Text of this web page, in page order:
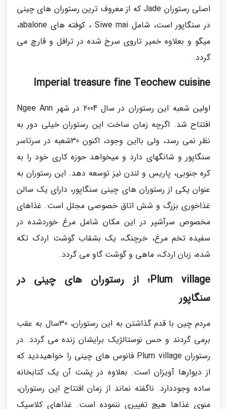
اصلی رستوران Jade که از معروف ترین رستوران های چینی
در سنگاپور است، شامل Siwe mai ، کوفته های abalone،
میگو و بعلاوه خمیر تاروی سرخ شده در ترافل و قارچ می
گردد.
Imperial treasure fine Teochew cuisine
اولین شعبه این رستوران در سال 2004 در شهر Ngee Ann
افتتاح شد. اگرچه زمان ساخت این رستوران خیلی دور به
نظر نمی رسد، ولی بااین وجود، اکنون 30شعبه در سرتاسر
سنگاپور و شانگهای دارد و میخواهد حوزه کاری خود را به
کره جنوبی، پاریس و لندن نیز توسعه دهد. این رستوران به
عنوان یکی از رستوران های چینی سنگاپور، دارای یک سالن
غذاخوری بزرگ و شش اتاق خصوصی مجلل است. غذاهای
مخصوص سرآشپر در این مکان شامل مرغ خوردشده در
سفیده تخم مرغ، خرچنگ، یک بشقاب گوشت اردک تکه
شده، زبان اردک، ماهی و گوشت گاو می گردد.
Plum village؛ از رستوران های چینی در
سنگاپور
مردم چین با قدم گذاشتن به این رستوران، 30سال به عقب
برمی گردند و حس نوستالژیک برایشان زنده می گردد. در
رستوران Plum village فانوس های چینی را خواهیددید که
از دیوارها آویزان است. بعلاوه در پشت آن یک کتابخانه
ساده وجوددارد. ناگفته نماند از زمان افتتاح این رستوران،
منوی غذاها هیچ تغییری ننموده است. غذاهای کلاسیک